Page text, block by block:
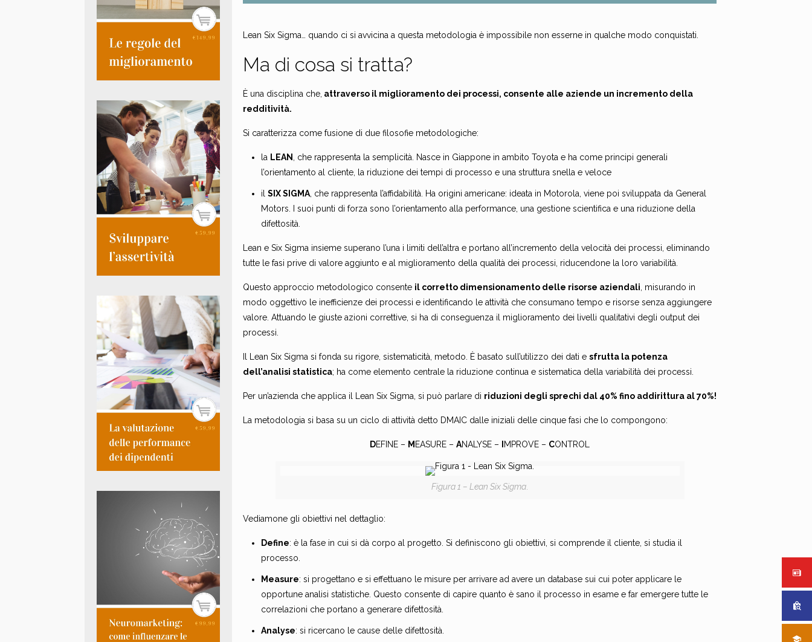
Lean Six Sigma… quando ci si avvicina a questa metodologia è impossibile non esserne in qualche modo conquistati.
Ma di cosa si tratta?
È una disciplina che, attraverso il miglioramento dei processi, consente alle aziende un incremento della
redditività.
Si caratterizza come fusione di due filosofie metodologiche:
la LEAN
, che rappresenta la semplicità. Nasce in Giappone in ambito Toyota e ha come principi generali
l’orientamento al cliente, la riduzione dei tempi di processo e una struttura snella e veloce
ilSIX SIGMA , che rappresenta l’affidabilità. Ha origini americane: ideata in Motorola, viene poi sviluppata da General
Motors. I suoi punti di forza sono l’orientamento alla performance, una gestione scientifica e una riduzione della
difettosità.
Lean e Six Sigma insieme superano l’una i limiti dell’altra e portano all’incremento della velocità dei processi, eliminando
tutte le fasi prive di valore aggiunto e al miglioramento della qualità dei processi, riducendone la loro variabilità.
Questo approccio metodologico consente il corretto dimensionamento delle risorse aziendali , misurando in
modo oggettivo le inefficienze dei processi e identificando le attività che consumano tempo e risorse senza aggiungere
valore. Attuando le giuste azioni correttive, si ha di conseguenza il miglioramento dei livelli qualitativi degli output dei
processi.
Il Lean Six Sigma si fonda su rigore, sistematicità, metodo. È basato sull’utilizzo dei dati esfrutta la potenza
dell’analisi statistica; ha come elemento centrale la riduzione continua e sistematica della variabilità dei processi.
Per un’azienda che applica il Lean Six Sigma, si può parlare di riduzioni degli sprechi dal 40% fino addirittura al 70%!
La metodologia si basa su un ciclo di attività detto DMAIC dalle iniziali delle cinque fasi che lo compongono:
DEFINE – M EASURE –ANALYSE – MPROVE – CONTROL
Figura 1 – Lean Six Sigma
Vediamone gli obiettivi nel dettaglio:
Define: è la fase in cui si dà corpo al progetto. Si definiscono gli obiettivi, si comprende il cliente, si studia il
processo.
Measure: si progettano e si effettuano le misure per arrivare ad avere un database sui cui poter applicare le
opportune analisi statistiche. Questo consente di capire quanto è sano il processo in esame e far emergere tutte le
correlazioni che portano a generare difettosità.
Analyse: si ricercano le cause delle difettosità.